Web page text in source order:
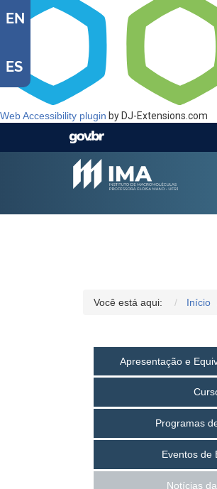
Web Accessibility plugin by DJ-Extensions.com
EN
ES
Você está aqui: Início
Apresentação e
Programas
Eventos de
Notícias